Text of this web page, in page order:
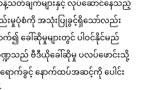
နသတခကမနင လပဆငနသည
မပစက အသ ပခငရသလည
က၍ ခ ဆမမတင ပ ဝငနငမည
ဏသည ဗဒယခ ဆမ ပလပဖငသ
ရကခင နကထပအဆငက ပ င